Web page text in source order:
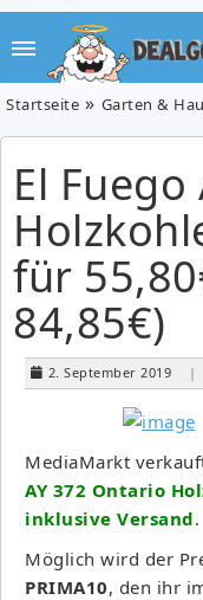
Startseite Garten &
El
für
84,85€)
2. September 2019 |
MediaMarkt
AY 372 Ontario
inklusive Versand.
Möglich wird der
PRIMA10, den ihr